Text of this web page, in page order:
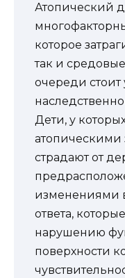
Атопический
которое
так и
очереди стоит
Дети, у
атопическими
страдают от
изменениями
ответа,
нарушению
поверхности